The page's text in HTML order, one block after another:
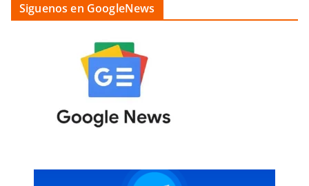
Siguenos en GoogleNews